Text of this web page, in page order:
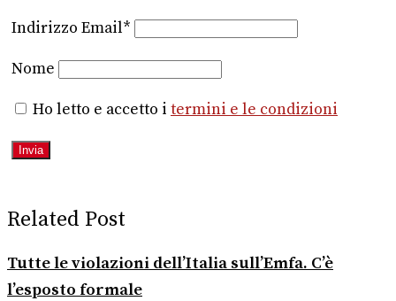
Indirizzo Email*
Nome
Ho letto e accetto i termini e le condizioni
Related Post
Tutte le violazioni dell’Italia sull’Emfa. C’è
l’esposto formale